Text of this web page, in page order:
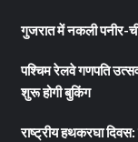
गुजरात में नकली पनीर-
पश्चिम रेलवे गणपति
शुरू होगी बुकिंग
राष्ट्रीय हथकरघा दिवस: